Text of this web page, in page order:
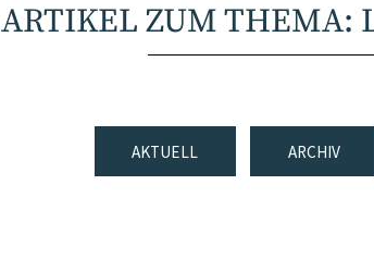
ARTIKEL ZUM THEMA:
AKTUELL ARCHIV